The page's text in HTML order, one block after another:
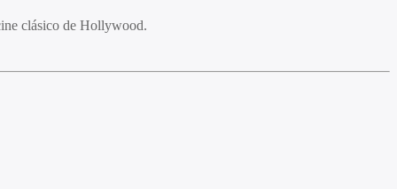
clásico de Hollywood.